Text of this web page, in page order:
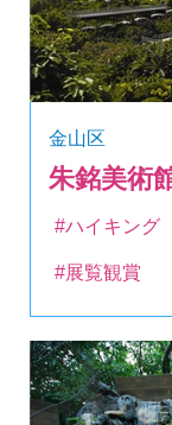
金山区
朱銘美術
#ハイキング
#展覧観賞